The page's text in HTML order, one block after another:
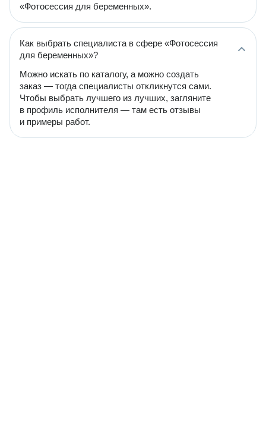
«Фотосессия для беременных».
Как выбрать специалиста в сфере «Фотосессия
для беременных»?
Можно искать по каталогу, а можно создать
заказ — тогда специалисты откликнутся сами.
Чтобы выбрать лучшего из лучших, загляните
в профиль исполнителя — там есть отзывы
и примеры работ.